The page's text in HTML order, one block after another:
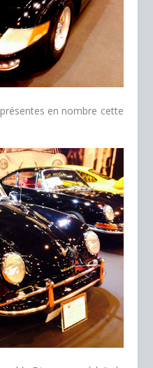
en nombre cette